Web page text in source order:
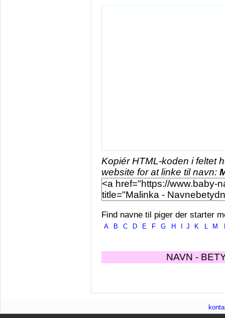
Kopiér HTML-koden i feltet
website for at linke til navn:
Find navne til piger der starter
A B C D E F G H J K L M
NAVN -